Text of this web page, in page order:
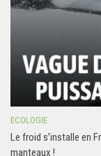
ECOLOGIE
Le froid s’installe en
manteaux !